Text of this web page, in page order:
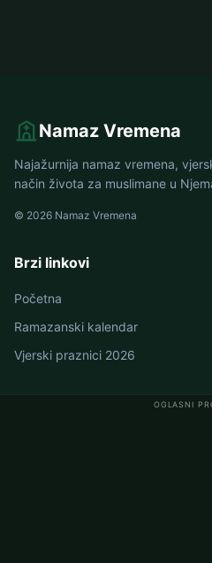
OGLASNI
Namaz Vremena
Najažurnija namaz vremena,
način života za muslimane u
© 2026 Namaz Vremena
Brzi linkovi
Početna
Ramazanski kalendar
Vjerski praznici 2026
Namaz vremena u